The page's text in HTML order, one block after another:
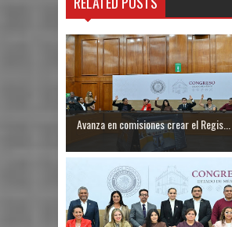
Avanza en comisiones crear el Regis...